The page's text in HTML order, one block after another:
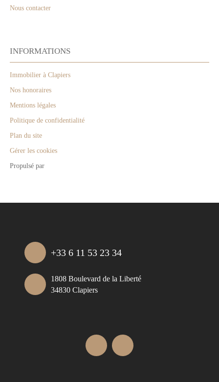
Nous contacter
INFORMATIONS
Immobilier à Clapiers
Nos honoraires
Mentions légales
Politique de confidentialité
Plan du site
Gérer les cookies
Propulsé par
+33 6 11 53 23 34
1808 Boulevard de la Liberté
34830 Clapiers